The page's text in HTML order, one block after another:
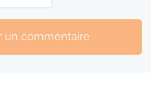
un commentaire